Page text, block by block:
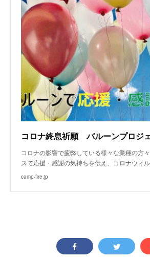
コロナ終息祈願 バルーンプロジ
コロナの影響で疲弊している様々な業種の方
スで応援・感謝の気持ちを伝え、コロナウィ
camp-fire.jp